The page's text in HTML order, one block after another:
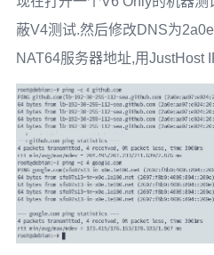
ProtectKernelModules=no
ProtectControlGroups=
yes
RestrictAddressFamilies=
RestrictNamespaces=
yes
LockPersonality=
MemoryDenyWriteExecute=
RestrictRealtime=
yes
SystemCallArchitectures=native
[Install
蔽V4测试.然后修改DNS为
NAT64服务器地址,用JustHost